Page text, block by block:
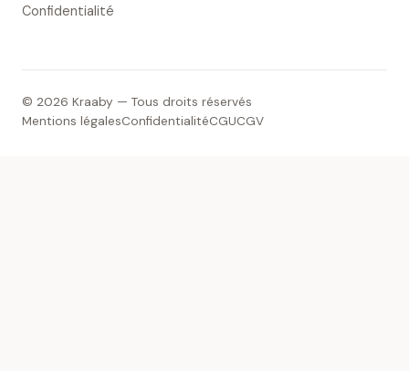
Confidentialité
© 2026 Kraaby — Tous droits réservés
Mentions légalesConfidentialitéCGUCGV